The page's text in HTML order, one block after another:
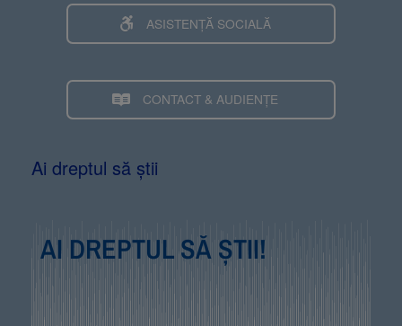
ASISTENȚĂ SOCIALĂ
CONTACT & AUDIENȚE
Ai dreptul să știi
AI DREPTUL SĂ ȘTII!